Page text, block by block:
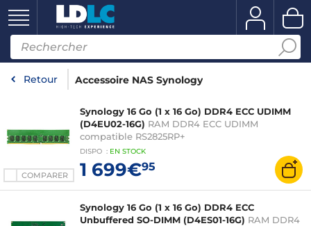
Retour Accessoire NAS Synology
COMPARER
Synology 16 Go (1 x 16 Go) DDR4 ECC UDIMM
(D4EU02-16G) RAM DDR4 ECC UDIMM
compatible RS2825RP+
DISPO : EN STOCK
1 699€95
Synology 16 Go (1 x 16 Go) DDR4 ECC
Unbuffered SO-DIMM (D4ES01-16G) RAM DDR4